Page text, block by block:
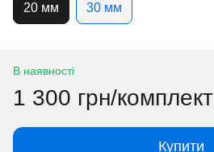
20 мм 30 мм
В наявності
1 300 грн/комплект
Купити